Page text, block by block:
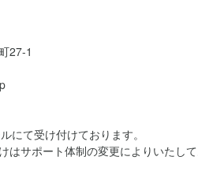
27-1
にて受け付けております。
はサポート体制の変更によりいたして